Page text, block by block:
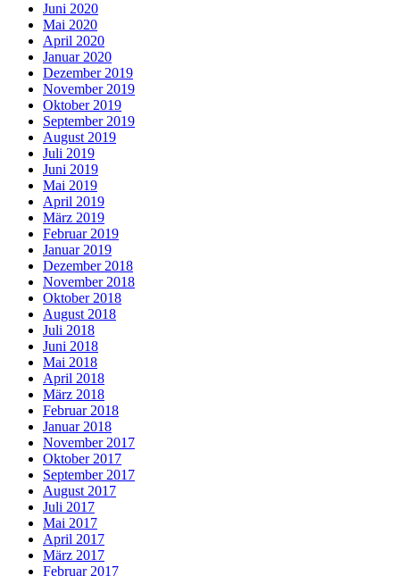
Juni 2020
Mai 2020
April 2020
Januar 2020
Dezember 2019
November 2019
Oktober 2019
September 2019
August 2019
Juli 2019
Juni 2019
Mai 2019
April 2019
März 2019
Februar 2019
Januar 2019
Dezember 2018
November 2018
Oktober 2018
August 2018
Juli 2018
Juni 2018
Mai 2018
April 2018
März 2018
Februar 2018
Januar 2018
November 2017
Oktober 2017
September 2017
August 2017
Juli 2017
Mai 2017
April 2017
März 2017
Februar 2017